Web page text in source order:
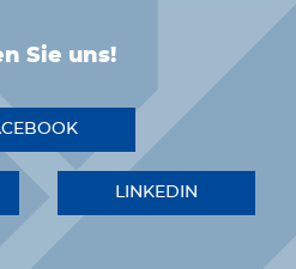
Sie uns!
LINKEDIN